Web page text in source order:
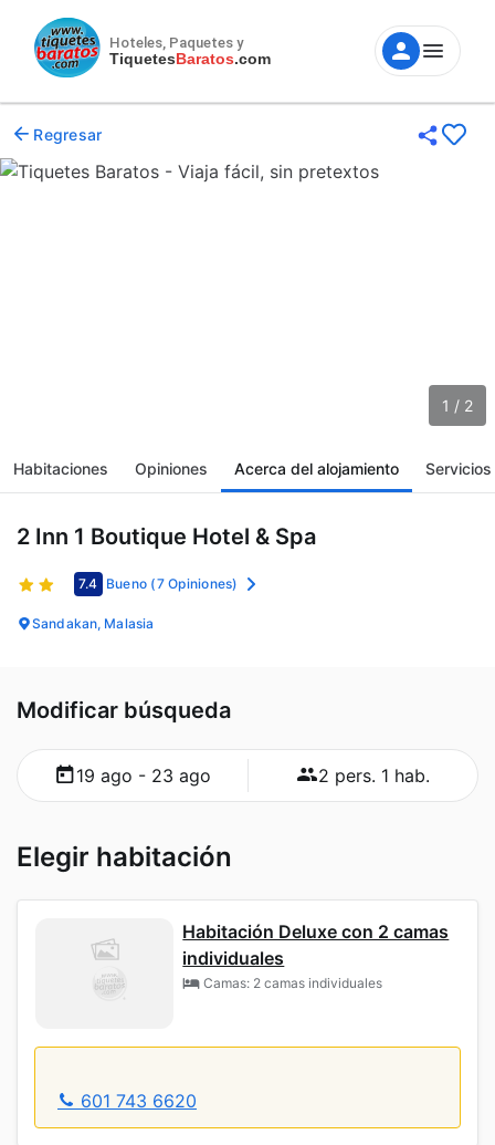
Hoteles, Paquetes y
TiquetesBaratos.com
Regresar
1 / 2
Habitaciones Opiniones Acerca del alojamiento Servicios
2 Inn 1 Boutique Hotel & Spa
7.4 Bueno (7 Opiniones)
Sandakan, Malasia
Modificar búsqueda
19 ago - 23 ago 2 pers. 1 hab.
Elegir habitación
Habitación Deluxe con 2 camas
individuales
Camas: 2 camas individuales
601 743 6620